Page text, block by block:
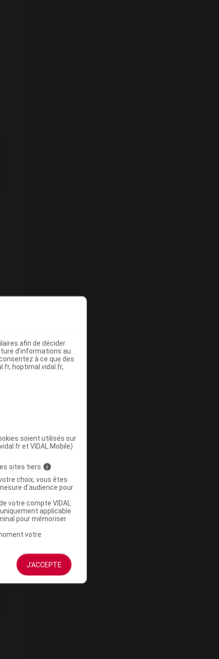
afin de décider
d’informations au
à ce que des
hoptimal.vidal.fr,
soient utilisés sur
et VIDAL Mobile)
sites tiers i
choix, vous êtes
d'audience pour
votre compte VIDAL
applicable
pour mémoriser
votre
J'ACCEPTE